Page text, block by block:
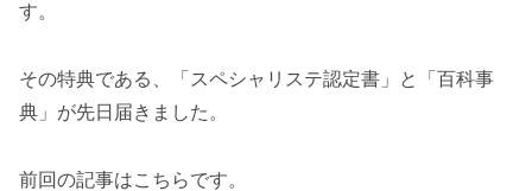
す。
その特典である、「スペシャリステ認定書」と「百科事
典」が先日届きました。
前回の記事はこちらです。